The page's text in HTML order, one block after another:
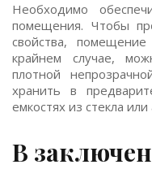
Необходимо
помещения. Чтобы
свойства,
крайнем случае,
плотной
хранить в
емкостях из стекла
В